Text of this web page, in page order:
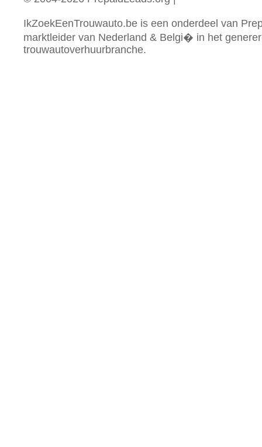
IkZoekEenTrouwauto.be is een onderdeel van
marktleider van Nederland & Belgi� in het
trouwautoverhuurbranche.